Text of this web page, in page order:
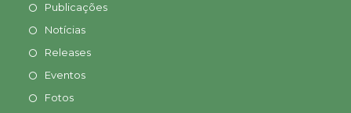
Publicações
Notícias
Releases
Eventos
Fotos